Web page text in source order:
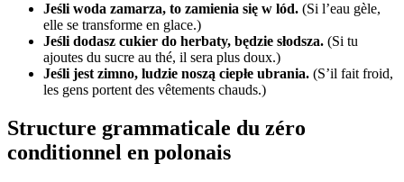
Jeśli woda zamarza, to zamienia się w lód. (Si l’eau gèle,
elle se transforme en glace.)
Jeśli dodasz cukier do herbaty, będzie słodsza. (Si tu
ajoutes du sucre au thé, il sera plus doux.)
Jeśli jest zimno, ludzie noszą ciepłe ubrania. (S’il fait froid,
les gens portent des vêtements chauds.)
Structure grammaticale du zéro
conditionnel en polonais